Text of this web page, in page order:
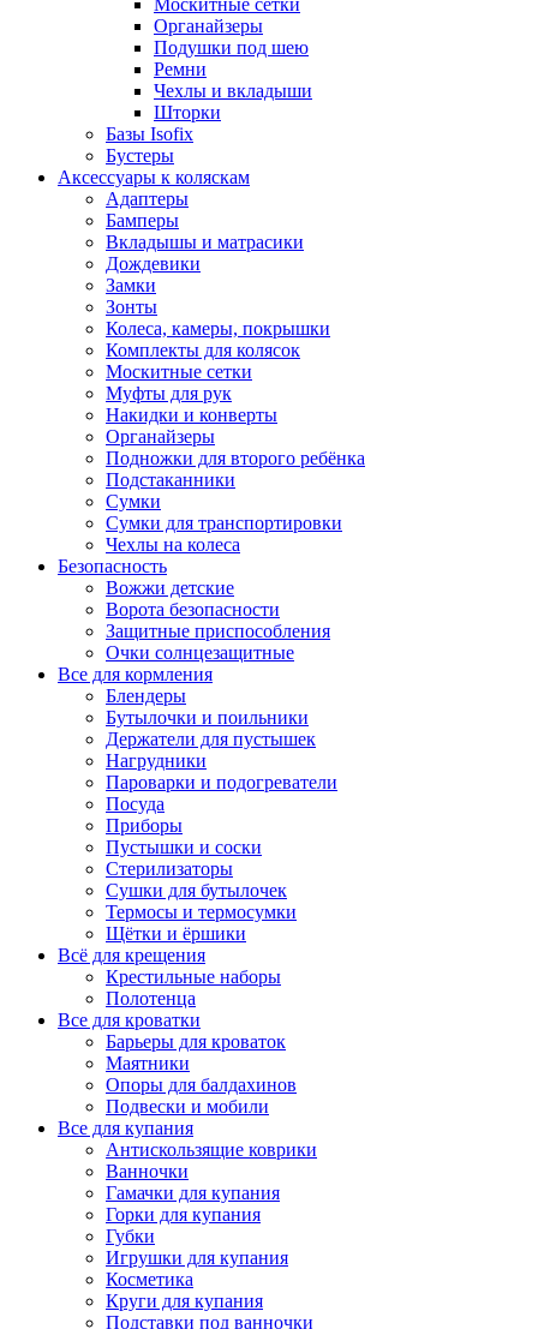
Москитные сетки
Органайзеры
Подушки под шею
Ремни
Чехлы и вкладыши
Шторки
Базы Isofix
Бустеры
Аксессуары к коляскам
Адаптеры
Бамперы
Вкладышы и матрасики
Дождевики
Замки
Зонты
Колеса, камеры, покрышки
Комплекты для колясок
Москитные сетки
Муфты для рук
Накидки и конверты
Органайзеры
Подножки для второго ребёнка
Подстаканники
Сумки
Сумки для транспортировки
Чехлы на колеса
Безопасность
Вожжи детские
Ворота безопасности
Защитные приспособления
Очки солнцезащитные
Все для кормления
Блендеры
Бутылочки и поильники
Держатели для пустышек
Нагрудники
Пароварки и подогреватели
Посуда
Приборы
Пустышки и соски
Стерилизаторы
Сушки для бутылочек
Термосы и термосумки
Щётки и ёршики
Всё для крещения
Крестильные наборы
Полотенца
Все для кроватки
Барьеры для кроваток
Маятники
Опоры для балдахинов
Подвески и мобили
Все для купания
Антискользящие коврики
Ванночки
Гамачки для купания
Горки для купания
Губки
Игрушки для купания
Косметика
Круги для купания
Подставки под ванночки